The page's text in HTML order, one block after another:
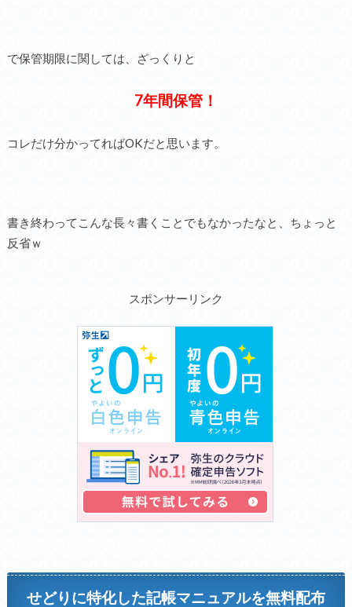
で保管期限に関しては、ざっくりと
7年間保管！
コレだけ分かってればOKだと思います。
書き終わってこんな長々書くことでもなかったなと、ちょっと
反省ｗ
スポンサーリンク
せどりに特化した記帳マニュアルを無料配布